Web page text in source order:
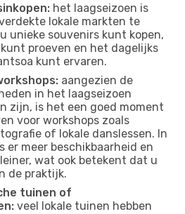
het laagseizoen is
lokale markten te
unieke souvenirs kunt kopen,
proeven en het dagelijks
kunt ervaren.
aangezien de
in het laagseizoen
zijn, is het een goed moment
voor workshops zoals
of lokale danslessen. In
er meer beschikbaarheid en
wat ook betekent dat u
de praktijk.
tuinen of
veel lokale tuinen hebben